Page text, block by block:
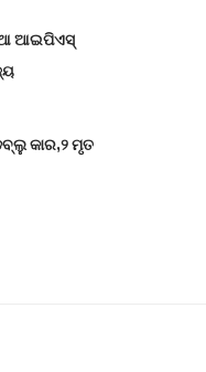
ଆଇପିଏସ୍
କାର,୨ ମୃତ